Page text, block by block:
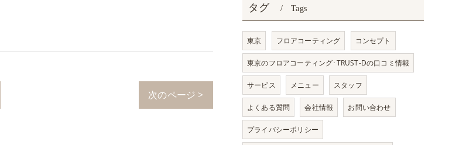
次のページ >
タグ Tags
東京 フロアコーティング コンセプト
東京のフロアコーティング･TRUST-Dの口コミ情報
サービス メニュー スタッフ
よくある質問 会社情報 お問い合わせ
プライバシーポリシー